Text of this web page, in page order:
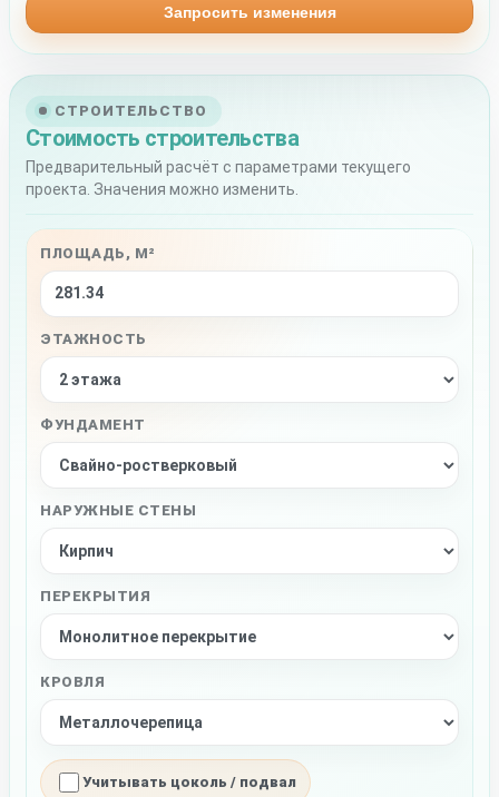
СТРОИТЕЛЬСТВО
Стоимость строительства
Предварительный расчёт с параметрами текущего
проекта. Значения можно изменить.
ПЛОЩАДЬ, М²
ЭТАЖНОСТЬ
ФУНДАМЕНТ
НАРУЖНЫЕ СТЕНЫ
ПЕРЕКРЫТИЯ
КРОВЛЯ
Учитывать цоколь / подвал
Запросить изменения